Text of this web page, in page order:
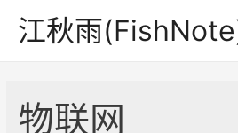
江秋雨
物联网